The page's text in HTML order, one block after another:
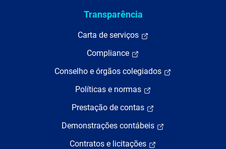
Transparência
Carta de serviços
Compliance
Conselho e órgãos colegiados
Políticas e normas
Prestação de contas
Demonstrações contábeis
Contratos e licitações